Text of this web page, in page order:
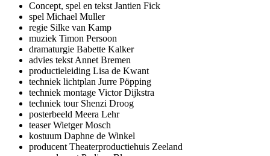
Concept, spel en tekst Jantien Fick
spel Michael Muller
regie Silke van Kamp
muziek Timon Persoon
dramaturgie Babette Kalker
advies tekst Annet Bremen
productieleiding Lisa de Kwant
techniek lichtplan Jurre Pöpping
techniek montage Victor Dijkstra
techniek tour Shenzi Droog
posterbeeld Meera Lehr
teaser Wietger Mosch
kostuum Daphne de Winkel
producent Theaterproductiehuis Zeeland